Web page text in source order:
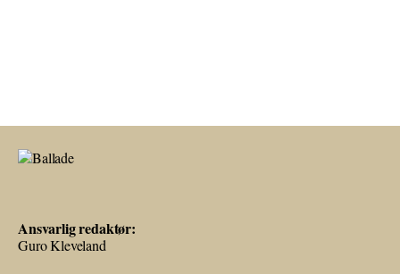
Ansvarlig redaktør:
Guro Kleveland